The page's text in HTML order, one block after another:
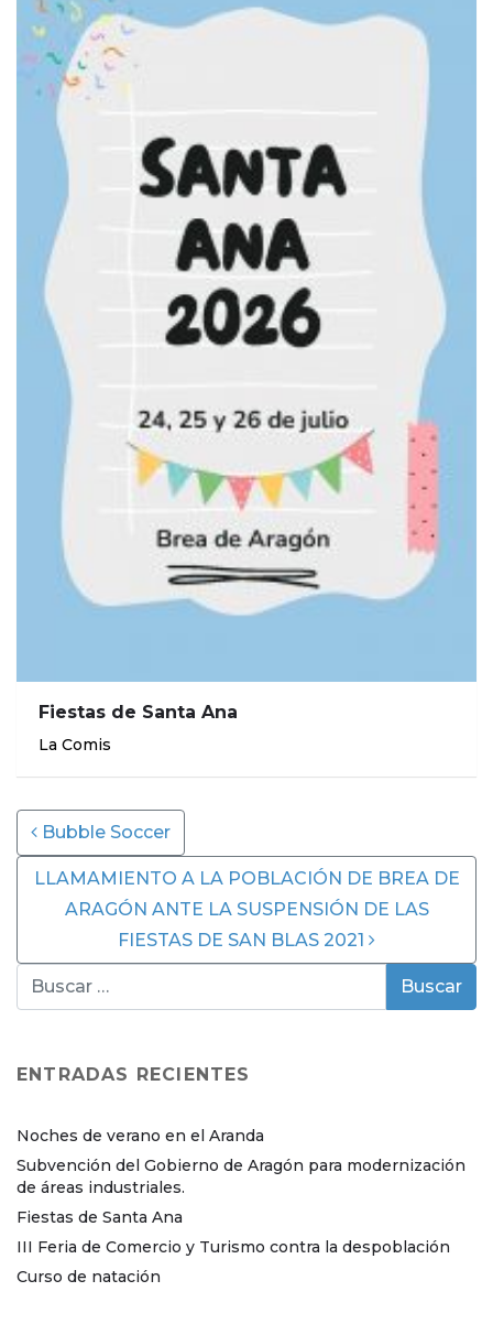
Fiestas de Santa Ana
La Comis
Post navigation
Bubble Soccer
LLAMAMIENTO A LA POBLACIÓN DE BREA DE
ARAGÓN ANTE LA SUSPENSIÓN DE LAS
FIESTAS DE SAN BLAS 2021
ENTRADAS RECIENTES
Noches de verano en el Aranda
Subvención del Gobierno de Aragón para modernización
de áreas industriales.
Fiestas de Santa Ana
III Feria de Comercio y Turismo contra la despoblación
Curso de natación